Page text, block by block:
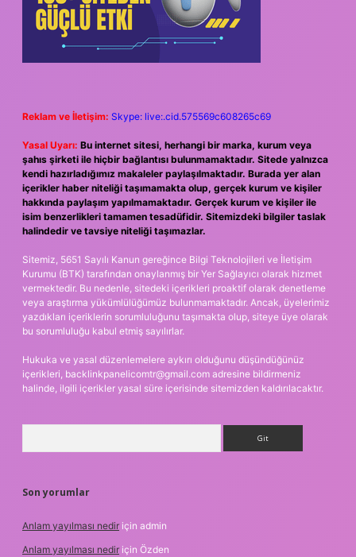
Reklam ve İletişim: Skype: live:.cid.575569c608265c69
Yasal Uyarı: Bu internet sitesi, herhangi bir marka, kurum veya
şahıs şirketi ile hiçbir bağlantısı bulunmamaktadır. Sitede yalnızca
kendi hazırladığımız makaleler paylaşılmaktadır. Burada yer alan
içerikler haber niteliği taşımamakta olup, gerçek kurum ve kişiler
hakkında paylaşım yapılmamaktadır. Gerçek kurum ve kişiler ile
isim benzerlikleri tamamen tesadüfidir. Sitemizdeki bilgiler taslak
halindedir ve tavsiye niteliği taşımazlar.
Sitemiz, 5651 Sayılı Kanun gereğince Bilgi Teknolojileri ve İletişim
Kurumu (BTK) tarafından onaylanmış bir Yer Sağlayıcı olarak hizmet
vermektedir. Bu nedenle, sitedeki içerikleri proaktif olarak denetleme
veya araştırma yükümlülüğümüz bulunmamaktadır. Ancak, üyelerimiz
yazdıkları içeriklerin sorumluluğunu taşımakta olup, siteye üye olarak
bu sorumluluğu kabul etmiş sayılırlar.
Hukuka ve yasal düzenlemelere aykırı olduğunu düşündüğünüz
içerikleri, backlinkpanelicomtr@gmail.com adresine bildirmeniz
halinde, ilgili içerikler yasal süre içerisinde sitemizden kaldırılacaktır.
Son yorumlar
Anlam yayılması nedir için admin
Anlam yayılması nedir için Özden